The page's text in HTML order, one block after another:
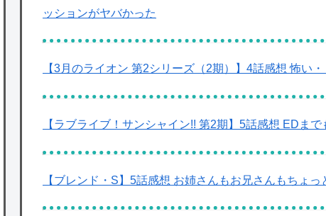
ッションがヤバかった
【3月のライオン 第2シリーズ（2期）】4話感想 怖い
【ラブライブ！サンシャイン!! 第2期】5話感想 EDま
【ブレンド・S】5話感想 お姉さんもお兄さんもちょっ